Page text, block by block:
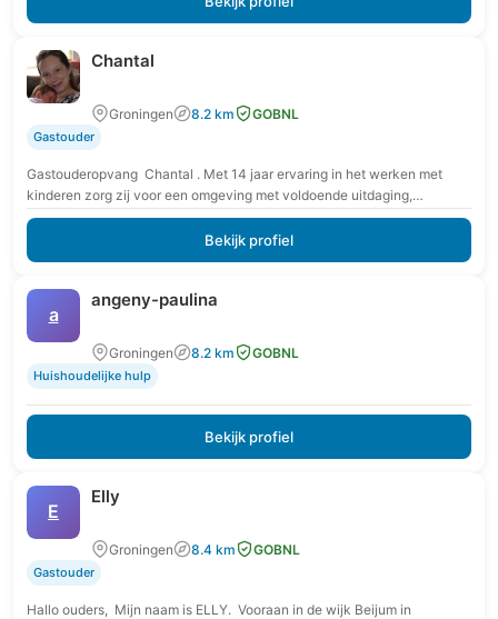
Chantal
Groningen 8.2 km GOBNL
Gastouder
Gastouderopvang Chantal . Met 14 jaar ervaring in het werken met
kinderen zorg zij voor een omgeving met voldoende uitdaging,
veiligheid en routine voor elk…
Bekijk profiel
a
angeny-paulina
Groningen 8.2 km GOBNL
Huishoudelijke hulp
Bekijk profiel
E
Elly
Groningen 8.4 km GOBNL
Gastouder
Hallo ouders, Mijn naam is ELLY. Vooraan in de wijk Beijum in